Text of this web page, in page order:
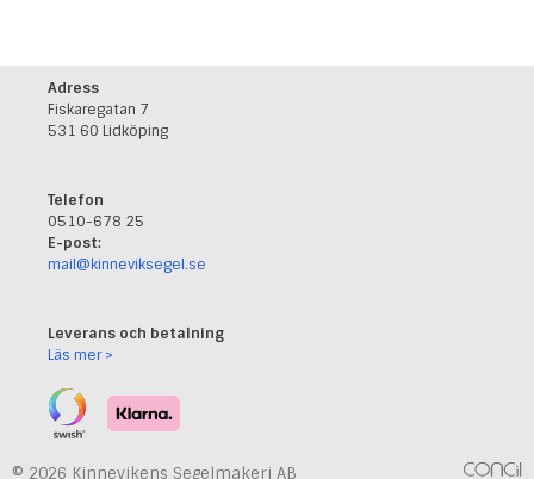
Adress
Fiskaregatan 7
531 60 Lidköping
Telefon
0510-678 25
E-post:
mail@kinneviksegel.se
Leverans och betalning
Läs mer >
© 2026 Kinnevikens Segelmakeri AB